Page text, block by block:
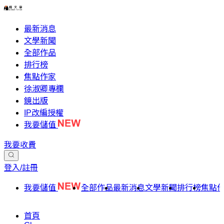
最新消息
文學新聞
全部作品
排行榜
焦點作家
徐淑卿專欄
鏡出版
IP改編授權
我要儲值
我要收費
登入/註冊
我要儲值 全部作品最新消息文學新聞排行榜焦點
首頁